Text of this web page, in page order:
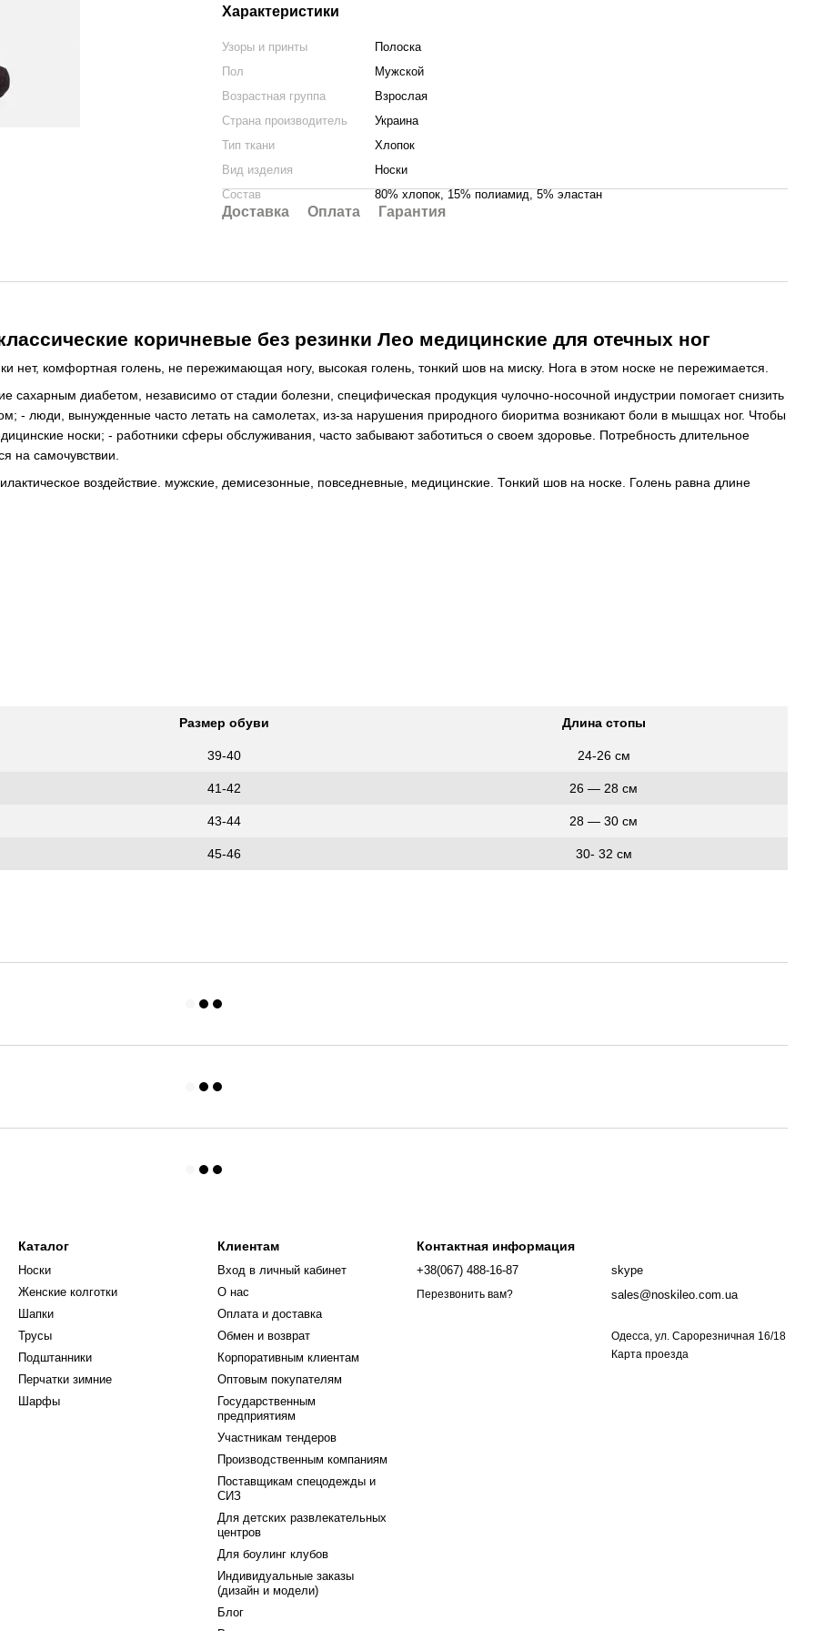
Характеристики
Узоры и принты
Полоска
Пол
Мужской
Возрастная группа
Взрослая
Страна производитель
Украина
Тип ткани
Хлопок
Вид изделия
Носки
Состав
80% хлопок, 15% полиамид, 5% эластан
Доставка Оплата Гарантия
коричневые без резинки Лео медицинские для отечных ног
нет, комфортная голень, не пережимающая ногу, высокая голень, тонкий шов на миску. Нога в этом носке не пережимается.
диабетом, независимо от стадии болезни, специфическая продукция чулочно-носочной индустрии помогает снизить
- люди, вынужденные часто летать на самолетах, из-за нарушения природного биоритма возникают боли в мышцах ног. Чтобы
носки; - работники сферы обслуживания, часто забывают заботиться о своем здоровье. Потребность длительное
на самочувствии.
воздействие. мужские, демисезонные, повседневные, медицинские. Тонкий шов на носке. Голень равна длине
Размер обуви Длина стопы
39-40 24-26 см
41-42 26 ― 28 см
43-44 28 ― 30 см
45-46 30- 32 см
Каталог
Носки
Женские колготки
Шапки
Трусы
Подштанники
Перчатки зимние
Шарфы
Клиентам
Вход в личный кабинет
О нас
Оплата и доставка
Обмен и возврат
Корпоративным клиентам
Оптовым покупателям
Государственным
предприятиям
Участникам тендеров
Производственным компаниям
Поставщикам спецодежды и
СИЗ
Для детских развлекательных
центров
Для боулинг клубов
Индивидуальные заказы
(дизайн и модели)
Блог
Контактная информация
+38(067) 488-16-87
Перезвонить вам?
skype
sales@noskileo.com.ua
Одесса, ул. Сарорезничная 16/18
Карта проезда